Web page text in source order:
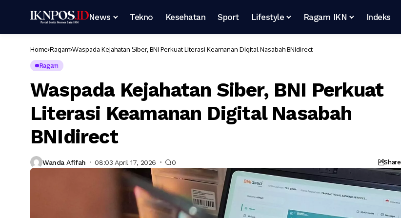
News Tekno Kesehatan Sport Lifestyle Ragam IKN Indeks
Home Ragam Waspada Kejahatan Siber, BNI Perkuat Literasi Keamanan Digital Nasabah BNIdirect
Ragam
Waspada Kejahatan Siber, BNI Perkuat
Literasi Keamanan Digital Nasabah
BNIdirect
Wanda Afifah 08:03 April 17, 2026 0 Share